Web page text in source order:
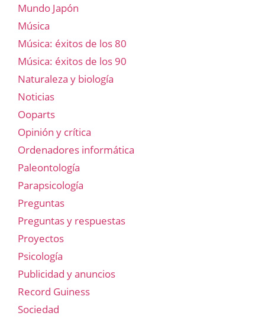
Mundo Japón
Música
Música: éxitos de los 80
Música: éxitos de los 90
Naturaleza y biología
Noticias
Ooparts
Opinión y crítica
Ordenadores informática
Paleontología
Parapsicología
Preguntas
Preguntas y respuestas
Proyectos
Psicología
Publicidad y anuncios
Record Guiness
Sociedad